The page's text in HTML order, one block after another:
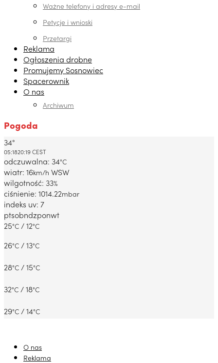
Ważne telefony i adresy e-mail
Petycje i wnioski
Przetargi
Reklama
Ogłoszenia drobne
Promujemy Sosnowiec
Spacerownik
O nas
Archiwum
Pogoda
Dabrowa Gornicza, PL
34°
05:1820:19 CEST
odczuwalna: 34°C
wiatr: 16km/h WSW
wilgotność: 33%
ciśnienie: 1014.22mbar
indeks uv: 7
ptsobndzponwt
25°C / 12°C
26°C / 13°C
28°C / 15°C
32°C / 18°C
29°C / 14°C
O nas
Reklama